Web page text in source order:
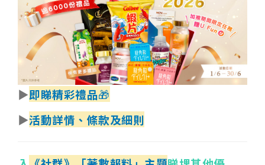
▶即睇精彩禮品🎁
▶活動詳情 、條款及細則